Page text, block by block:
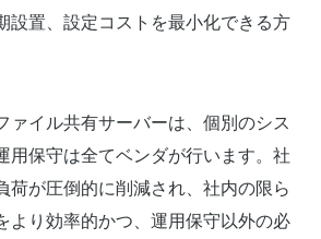
設置、設定コストを最小化できる方
ァイル共有サーバーは、個別のシス
用保守は全てベンダが行います。社
荷が圧倒的に削減され、社内の限ら
より効率的かつ、運用保守以外の必